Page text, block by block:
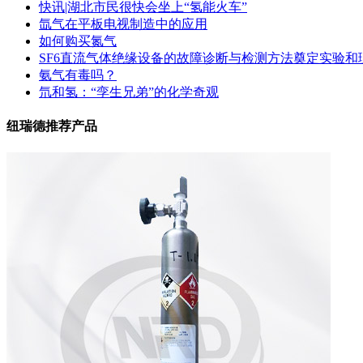
快讯|湖北市民很快会坐上“氢能火车”
氙气在平板电视制造中的应用
如何购买氮气
SF6直流气体绝缘设备的故障诊断与检测方法奠定实验和
氨气有毒吗？
氘和氢：“孪生兄弟”的化学奇观
纽瑞德推荐产品